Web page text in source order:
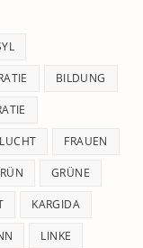
BILDUNG
FRAUEN
GRÜNE
KARGIDA
LINKE